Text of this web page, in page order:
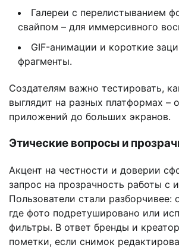
Галереи с перелистыванием
свайпом – для иммерсивного
GIF-анимации и короткие
фрагменты.
Создателям важно тестировать,
выглядит на разных платформах –
приложений до больших экранов.
Этические вопросы и
Акцент на честности и доверии
запрос на прозрачность работы с
Пользователи стали разборчивее:
где фото подретушировано или
фильтры. В ответ бренды и
пометки, если снимок